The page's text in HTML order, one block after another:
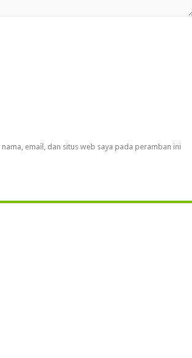
nama, email, dan situs web saya pada peramban ini